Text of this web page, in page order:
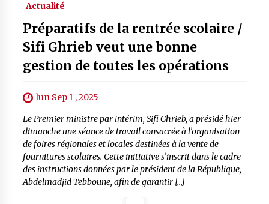
Actualité
Préparatifs de la rentrée scolaire /
Sifi Ghrieb veut une bonne
gestion de toutes les opérations
lun Sep 1 , 2025
Le Premier ministre par intérim, Sifi Ghrieb, a présidé hier
dimanche une séance de travail consacrée à l’organisation
de foires régionales et locales destinées à la vente de
fournitures scolaires. Cette initiative s’inscrit dans le cadre
des instructions données par le président de la République,
Abdelmadjid Tebboune, afin de garantir […]